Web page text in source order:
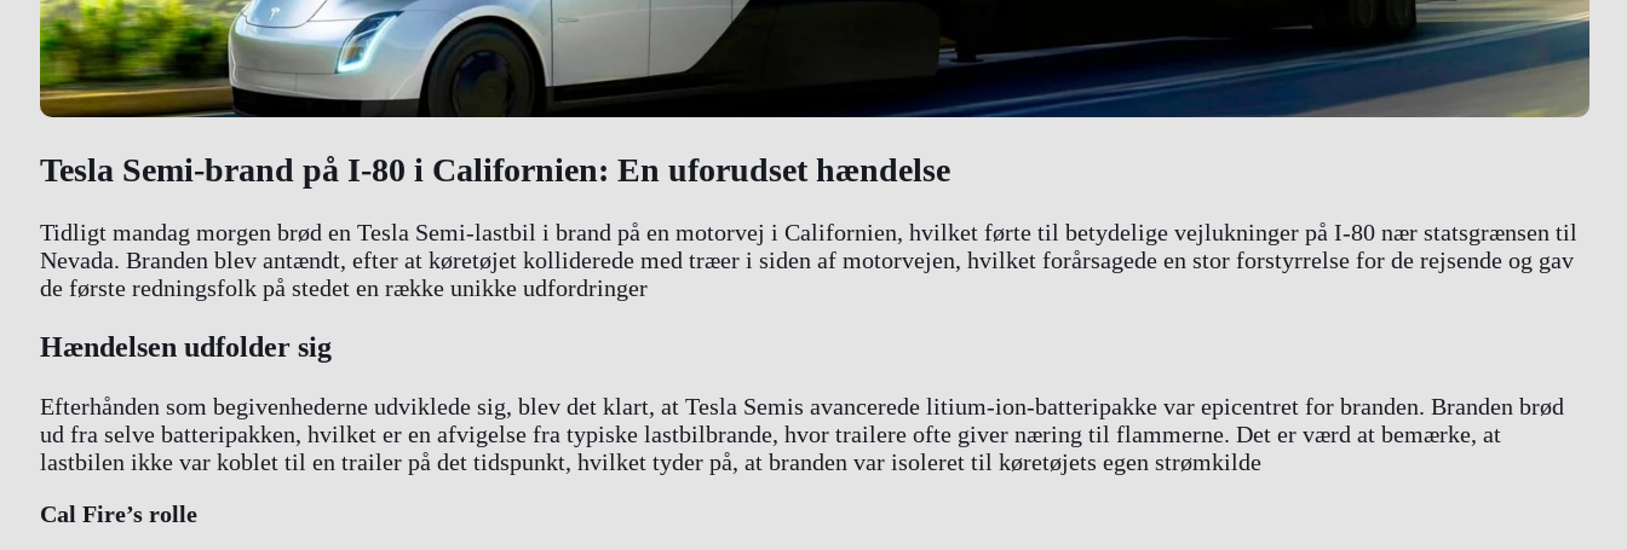
Tesla Semi-brand på I-80 i Californien: En uforudset hændelse
Tidligt mandag morgen brød en Tesla Semi-lastbil i brand på en motorvej i Californien, hvilket førte til betydelige vejlukninger på I-80 nær statsgrænsen til
Nevada. Branden blev antændt, efter at køretøjet kolliderede med træer i siden af motorvejen, hvilket forårsagede en stor forstyrrelse for de rejsende og gav
de første redningsfolk på stedet en række unikke udfordringer
Hændelsen udfolder sig
Efterhånden som begivenhederne udviklede sig, blev det klart, at Tesla Semis avancerede litium-ion-batteripakke var epicentret for branden. Branden brød
ud fra selve batteripakken, hvilket er en afvigelse fra typiske lastbilbrande, hvor trailere ofte giver næring til flammerne. Det er værd at bemærke, at
lastbilen ikke var koblet til en trailer på det tidspunkt, hvilket tyder på, at branden var isoleret til køretøjets egen strømkilde
Cal Fire’s rolle